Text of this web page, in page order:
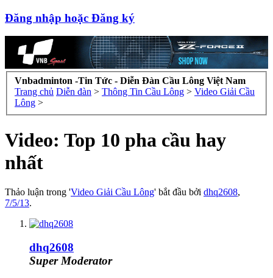
Đăng nhập hoặc Đăng ký
Vnbadminton -Tin Tức - Diễn Đàn Cầu Lông Việt Nam
Trang chủ Diễn đàn > Thông Tin Cầu Lông > Video Giải Cầu
Lông >
Video: Top 10 pha cầu hay
nhất
Thảo luận trong 'Video Giải Cầu Lông' bắt đầu bởi dhq2608,
7/5/13.
dhq2608
Super Moderator